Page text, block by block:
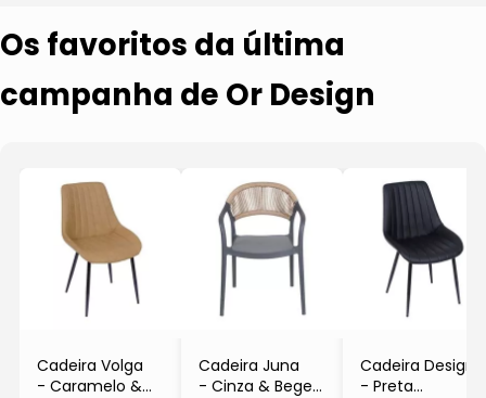
Os favoritos da última
campanha de Or Design
Cadeira Volga
- Caramelo &
Cadeira Juna
- Cinza & Bege
Cadeira Design
- Preta